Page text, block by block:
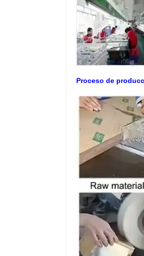
Proceso de